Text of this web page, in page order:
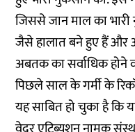
जिससे जान माल का भारी
जैसे हालात बने हुए हैं और
अबतक का सर्वाधिक
पिछले साल के गर्मी के
यह साबित हो चुका है कि